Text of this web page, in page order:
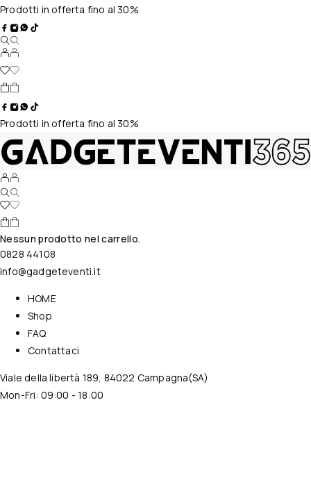
Prodotti in offerta fino al 30%
Prodotti in offerta fino al 30%
Nessun prodotto nel carrello.
0828 44108
info@gadgeteventi.it
HOME
Shop
FAQ
Contattaci
Viale della libertà 189, 84022 Campagna(SA)
Mon-Fri: 09:00 - 18:00